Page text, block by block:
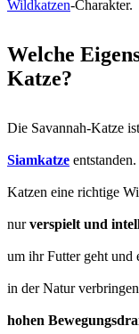
Wildkatzen-Charakter.
Welche
Katze?
Die Savannah-Katze
Siamkatze
Katzen eine richtige
nurverspielt und
um ihr Futter geht und
in der Natur
hohen